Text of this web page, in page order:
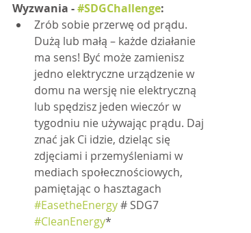
Wyzwania - #SDGChallenge:
Zrób sobie przerwę od prądu.
Dużą lub małą – każde działanie
ma sens! Być może zamienisz
jedno elektryczne urządzenie w
domu na wersję nie elektryczną
lub spędzisz jeden wieczór w
tygodniu nie używając prądu. Daj
znać jak Ci idzie, dzieląc się
zdjęciami i przemyśleniami w
mediach społecznościowych,
pamiętając o hasztagach
#EasetheEnergy # SDG7
#CleanEnergy*